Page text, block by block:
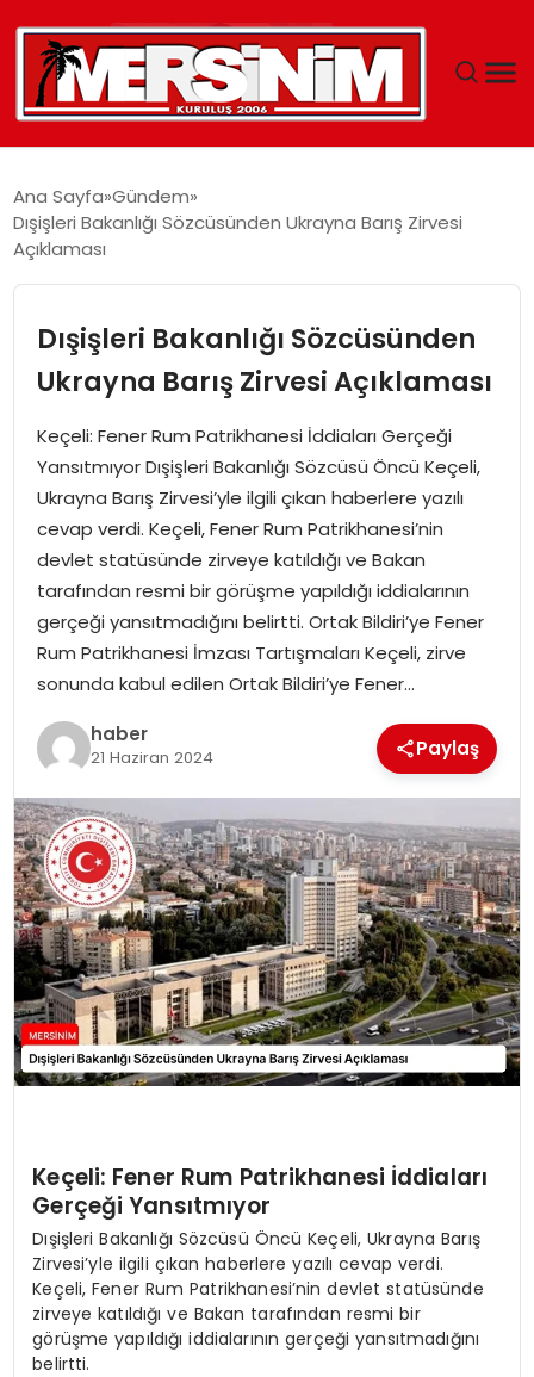
YAŞAM
SAĞLIK
EĞITIM
SPOR
EKONOMI
MAGAZIN
OTOMOBIL
Ana Sayfa Gündem
Dışişleri Bakanlığı Sözcüsünden Ukrayna Barış Zirvesi
Açıklaması
Dışişleri Bakanlığı Sözcüsünden
Ukrayna Barış Zirvesi Açıklaması
Keçeli: Fener Rum Patrikhanesi İddiaları Gerçeği
Yansıtmıyor Dışişleri Bakanlığı Sözcüsü Öncü Keçeli,
Ukrayna Barış Zirvesi’yle ilgili çıkan haberlere yazılı
cevap verdi. Keçeli, Fener Rum Patrikhanesi’nin
devlet statüsünde zirveye katıldığı ve Bakan
tarafından resmi bir görüşme yapıldığı iddialarının
gerçeği yansıtmadığını belirtti. Ortak Bildiri’ye Fener
Rum Patrikhanesi İmzası Tartışmaları Keçeli, zirve
sonunda kabul edilen Ortak Bildiri’ye Fener…
haber
21 Haziran 2024 Paylaş
Keçeli: Fener Rum Patrikhanesi İddiaları
Gerçeği Yansıtmıyor
Dışişleri Bakanlığı Sözcüsü Öncü Keçeli, Ukrayna Barış
Zirvesi’yle ilgili çıkan haberlere yazılı cevap verdi.
Keçeli, Fener Rum Patrikhanesi’nin devlet statüsünde
zirveye katıldığı ve Bakan tarafından resmi bir
görüşme yapıldığı iddialarının gerçeği yansıtmadığını
belirtti.